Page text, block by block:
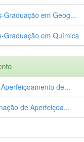
Graduação em Geog...
Graduação em Química
de...
de Aperfeiçoa...